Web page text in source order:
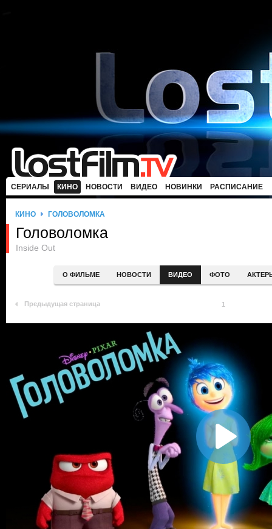
СЕРИАЛЫ КИНО НОВОСТИ ВИДЕО НОВИНКИ РАСПИСАНИЕ
КИНО ГОЛОВОЛОМКА
Головоломка
Inside Out
О ФИЛЬМЕ НОВОСТИ ВИДЕО ФОТО
Предыдущая страница 1